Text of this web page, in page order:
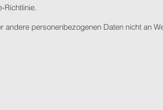
Richtlinie.
personenbezogenen Daten nicht an